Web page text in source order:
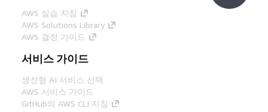
AWS 실습 지침
AWS Solutions Library
AWS 결정 가이드
서비스 가이드
생성형 AI 서비스 선택
AWS 서비스 가이드
GitHub의 AWS CLI 지침